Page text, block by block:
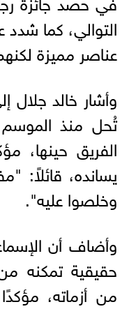
التوالي، كما
عناصر مميزة
وأشار خالد جلال
تُحل منذ
الفريق حينها،
يسانده، قائلاً:
وخلصوا عليه".
وأضاف أن
حقيقية تمكنه
من أزماته،